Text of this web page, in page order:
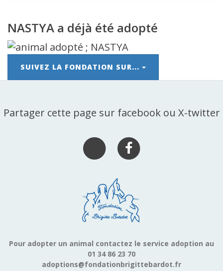
NASTYA a déjà été adopté
SUIVEZ LA FONDATION SUR...
Partager cette page sur facebook ou X-twitter
Pour adopter un animal contactez le service adoption au
01 34 86 23 70
adoptions@fondationbrigittebardot.fr